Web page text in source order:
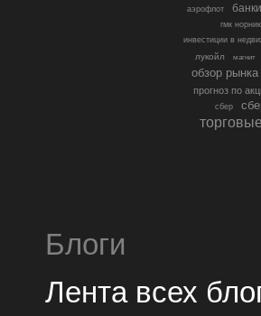
аэрофлот банки
гмк
инвестиции в
лукойл
магнит
обзор рынка
прогноз по
сбер
Блоги
Лента всех